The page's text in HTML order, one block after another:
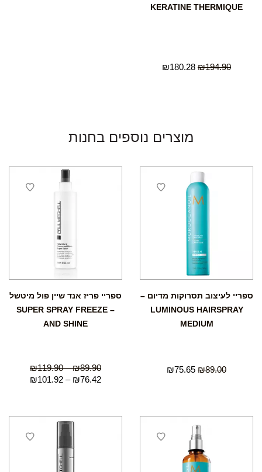
KERATINE THERMIQUE
₪194.90
₪180.28
מוצרים נוספים בחנות
ספריי לעיצוב תסרוקות מדיום –
LUMINOUS HAIRSPRAY
MEDIUM
₪89.00
₪75.65
ספריי פריז אנד שיין פול מיטשל
– SUPER SPRAY FREEZE
AND SHINE
₪89.90
–
₪119.90
₪76.42
–
₪101.92